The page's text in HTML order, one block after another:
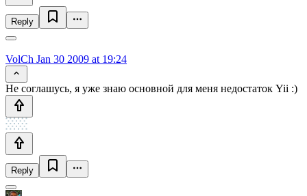
Reply
VolCh Jan 30 2009 at 19:24
Не соглашусь, я уже знаю основной для меня недостаток Yii :)
Reply